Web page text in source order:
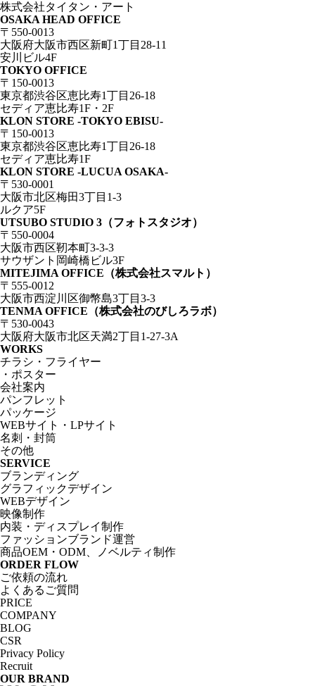
株式会社タイタン・アート
OSAKA HEAD OFFICE
〒550-0013
大阪府大阪市西区新町1丁目28-11
安川ビル4F
TOKYO OFFICE
〒150-0013
東京都渋谷区恵比寿1丁目26-18
セディア恵比寿1F・2F
KLON STORE -TOKYO EBISU-
〒150-0013
東京都渋谷区恵比寿1丁目26-18
セディア恵比寿1F
KLON STORE -LUCUA OSAKA-
〒530-0001
大阪市北区梅田3丁目1-3
ルクア5F
UTSUBO STUDIO 3（フォトスタジオ）
〒550-0004
大阪市西区靭本町3-3-3
サウザント岡崎橋ビル3F
MITEJIMA OFFICE（株式会社スマルト）
〒555-0012
大阪市西淀川区御幣島3丁目3-3
TENMA OFFICE（株式会社のびしろラボ）
〒530-0043
大阪府大阪市北区天満2丁目1-27-3A
WORKS
チラシ・フライヤー
・ポスター
会社案内
パンフレット
パッケージ
WEBサイト・LPサイト
名刺・封筒
その他
SERVICE
ブランディング
グラフィックデザイン
WEBデザイン
映像制作
内装・ディスプレイ制作
ファッションブランド運営
商品OEM・ODM、ノベルティ制作
ORDER FLOW
ご依頼の流れ
よくあるご質問
PRICE
COMPANY
BLOG
CSR
Privacy Policy
Recruit
OUR BRAND